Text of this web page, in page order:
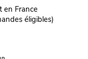
en France
éligibles)